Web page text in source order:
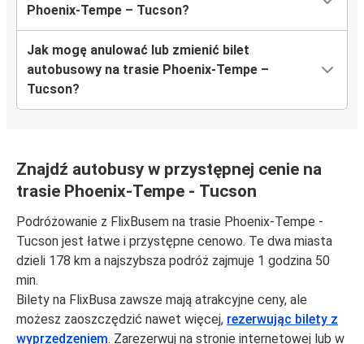
Phoenix-Tempe – Tucson?
Jak mogę anulować lub zmienić bilet
autobusowy na trasie Phoenix-Tempe –
Tucson?
Znajdź autobusy w przystępnej cenie na
trasie Phoenix-Tempe - Tucson
Podróżowanie z FlixBusem na trasie Phoenix-Tempe -
Tucson jest łatwe i przystępne cenowo. Te dwa miasta
dzieli 178 km a najszybsza podróż zajmuje 1 godzina 50
min.
Bilety na FlixBusa zawsze mają atrakcyjne ceny, ale
możesz zaoszczędzić nawet więcej, rezerwując bilety z
wyprzedzeniem. Zarezerwuj na stronie internetowej lub w